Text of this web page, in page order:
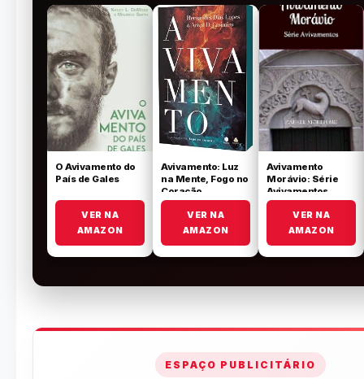
O Avivamento do
País de Gales
VER NA
AMAZON
Avivamento: Luz
na Mente, Fogo no
Coração
VER NA
AMAZON
Avivamento
Morávio: Série
Avivamentos
VER NA
AMAZON
ESPAÇO PUBLICITÁRIO